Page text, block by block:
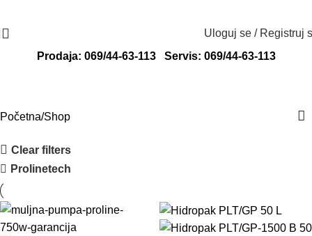
Uloguj se / Registruj
Prodaja: 069/44-63-113
Servis: 069/44-63-113
Početna Shop
Clear filters
Prolinetech